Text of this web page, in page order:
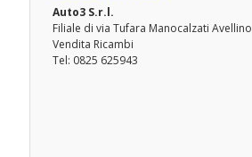
Auto3 S.r.l.
Filiale di via Tufara Manocalzati Avellino
Vendita Ricambi
Tel: 0825 625943